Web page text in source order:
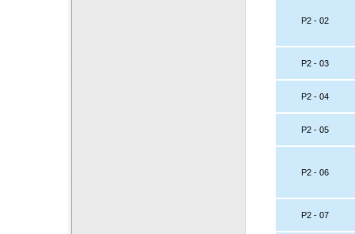
P2 - 02
P2 - 03
P2 - 04
P2 - 05
P2 - 06
P2 - 07